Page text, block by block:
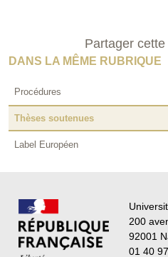
Partager
DANS LA MÊME RUBRIQUE
Procédures
Thèses soutenues
Label Européen
200
92001
01 40